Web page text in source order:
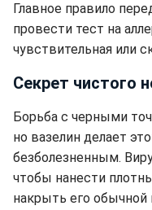
Главное правило
провести тест на
чувствительная или
Секрет чистого
Борьба с черными
но вазелин делает
безболезненным.
чтобы нанести
накрыть его обычной